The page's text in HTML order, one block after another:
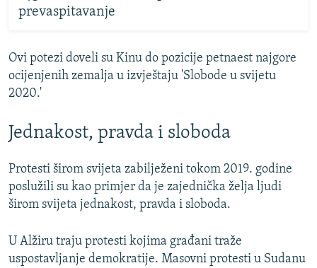
prevaspitavanje
Ovi potezi doveli su Kinu do pozicije petnaest najgore
ocijenjenih zemalja u izvještaju 'Slobode u svijetu
2020.'
Jednakost, pravda i sloboda
Protesti širom svijeta zabilježeni tokom 2019. godine
poslužili su kao primjer da je zajednička želja ljudi
širom svijeta jednakost, pravda i sloboda.
U Alžiru traju protesti kojima građani traže
uspostavljanje demokratije. Masovni protesti u Sudanu